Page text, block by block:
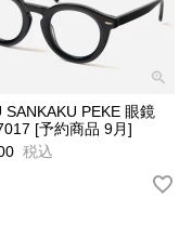
SANKAKU PEKE 眼鏡
[予約商品 9月]
税込